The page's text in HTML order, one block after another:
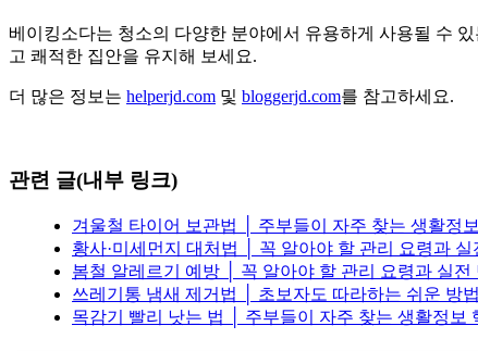
베이킹소다는 청소의 다양한 분야에서 유용하게 사용될 수
고 쾌적한 집안을 유지해 보세요.
더 많은 정보는 helperjd.com 및 bloggerjd.com를 참고하세요.
관련 글(내부 링크)
겨울철 타이어 보관법 │ 주부들이 자주 찾는 생활정
황사·미세먼지 대처법 │ 꼭 알아야 할 관리 요령과 실
봄철 알레르기 예방 │ 꼭 알아야 할 관리 요령과 실전
쓰레기통 냄새 제거법 │ 초보자도 따라하는 쉬운 방
목감기 빨리 낫는 법 │ 주부들이 자주 찾는 생활정보